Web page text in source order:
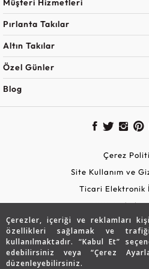
Çerezler, içeriği ve reklamları
özellikleri sağlamak ve
kullanılmaktadır. “Kabul Et”
edebilirsiniz veya “Çerez
düzenleyebilirsiniz.
©
Güvenli